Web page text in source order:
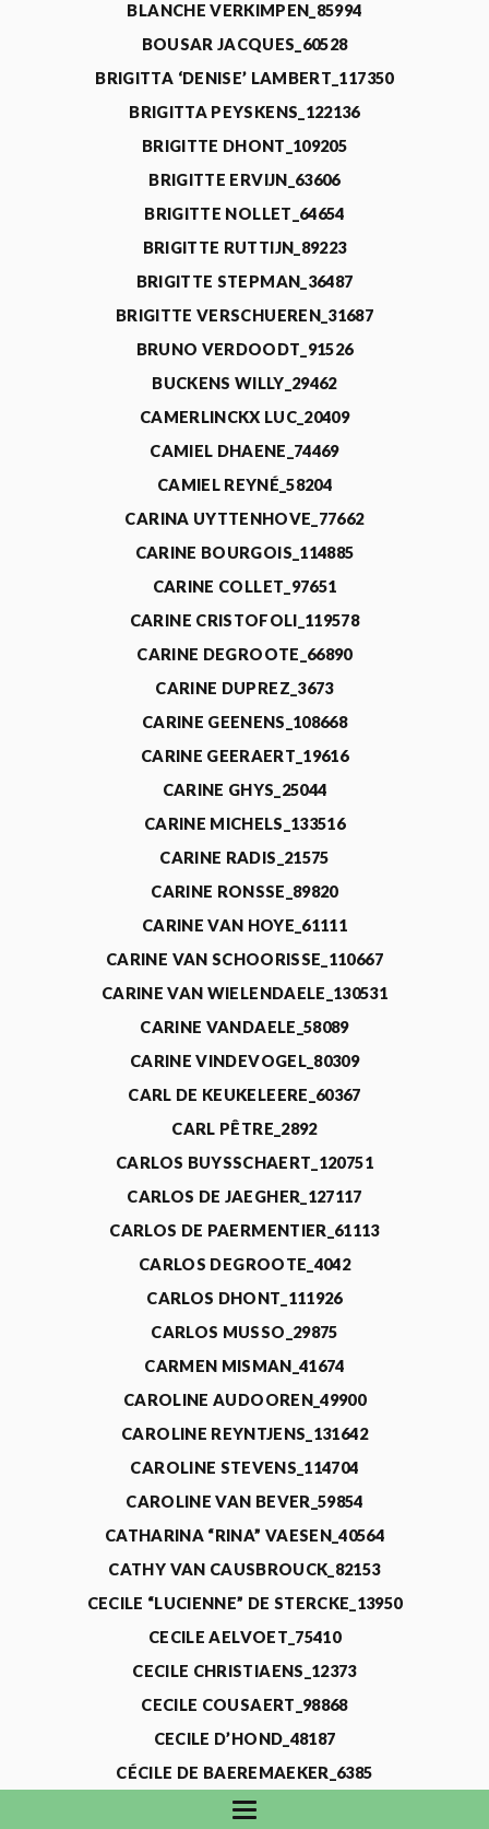
BLANCHE VERKIMPEN_85994
BOUSAR JACQUES_60528
BRIGITTA ‘DENISE’ LAMBERT_117350
BRIGITTA PEYSKENS_122136
BRIGITTE DHONT_109205
BRIGITTE ERVIJN_63606
BRIGITTE NOLLET_64654
BRIGITTE RUTTIJN_89223
BRIGITTE STEPMAN_36487
BRIGITTE VERSCHUEREN_31687
BRUNO VERDOODT_91526
BUCKENS WILLY_29462
CAMERLINCKX LUC_20409
CAMIEL DHAENE_74469
CAMIEL REYNÉ_58204
CARINA UYTTENHOVE_77662
CARINE BOURGOIS_114885
CARINE COLLET_97651
CARINE CRISTOFOLI_119578
CARINE DEGROOTE_66890
CARINE DUPREZ_3673
CARINE GEENENS_108668
CARINE GEERAERT_19616
CARINE GHYS_25044
CARINE MICHELS_133516
CARINE RADIS_21575
CARINE RONSSE_89820
CARINE VAN HOYE_61111
CARINE VAN SCHOORISSE_110667
CARINE VAN WIELENDAELE_130531
CARINE VANDAELE_58089
CARINE VINDEVOGEL_80309
CARL DE KEUKELEERE_60367
CARL PÊTRE_2892
CARLOS BUYSSCHAERT_120751
CARLOS DE JAEGHER_127117
CARLOS DE PAERMENTIER_61113
CARLOS DEGROOTE_4042
CARLOS DHONT_111926
CARLOS MUSSO_29875
CARMEN MISMAN_41674
CAROLINE AUDOOREN_49900
CAROLINE REYNTJENS_131642
CAROLINE STEVENS_114704
CAROLINE VAN BEVER_59854
CATHARINA “RINA” VAESEN_40564
CATHY VAN CAUSBROUCK_82153
CECILE “LUCIENNE” DE STERCKE_13950
CECILE AELVOET_75410
CECILE CHRISTIAENS_12373
CECILE COUSAERT_98868
CECILE D’HOND_48187
CÉCILE DE BAEREMAEKER_6385
CECILE DE WAELE_4731